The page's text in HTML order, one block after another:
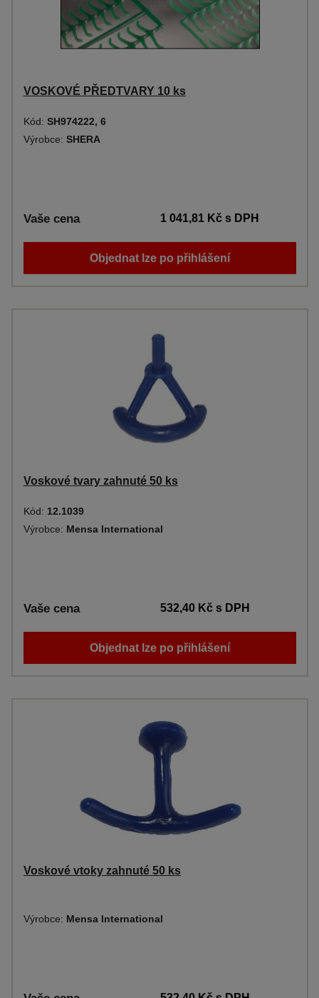
VOSKOVÉ PŘEDTVARY 10 ks
Kód: SH974222, 6
Výrobce: SHERA
Vaše cena 1 041,81 Kčs DPH
Objednat lze po přihlášení
Voskové tvary zahnuté 50 ks
Kód: 12.1039
Výrobce: Mensa International
Vaše cena 532,40 Kčs DPH
Objednat lze po přihlášení
Voskové vtoky zahnuté 50 ks
Výrobce: Mensa International